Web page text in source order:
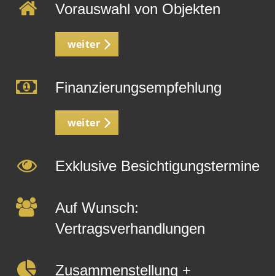
Vorauswahl von Objekten
weiter
Finanzierungsempfehlung
weiter
Exklusive Besichtigungstermine
Auf Wunsch:
Vertragsverhandlungen
Zusammenstellung +